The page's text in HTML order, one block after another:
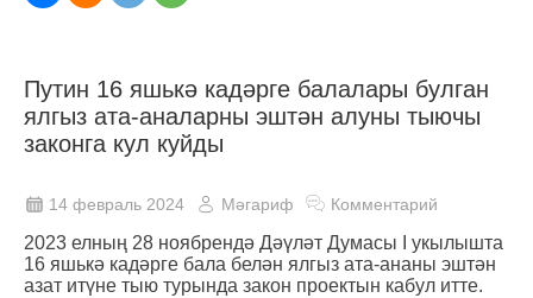
Путин 16 яшькә кадәрге балалары булган
ялгыз ата-аналарны эштән алуны тыючы
законга кул куйды
14 февраль 2024 Мәгариф Комментарий
2023 елның 28 ноябрендә Дәүләт Думасы I укылышта
16 яшькә кадәрге бала белән ялгыз ата-ананы эштән
азат итүне тыю турында закон проектын кабул итте.